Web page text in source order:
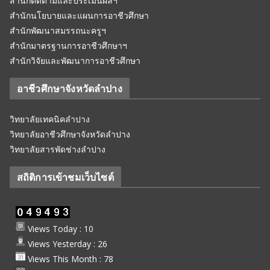
สำนักนโยบายและแผนการอาชีวศึกษา
สำนักพัฒนาสมรรถนะครูฯ
สำนักมาตรฐานการอาชีวศึกษาฯ
สำนักวิจัยและพัฒนาการอาชีวศึกษา
อาชีวศึกษาจังหวัดลำปาง
วิทยาลัยเทคนิคลำปาง
วิทยาลัยอาชีวศึกษาจังหวัดลำปาง
วิทยาลัยสารพัดช่างลำปาง
สถิติการเข้าชมเว็บไซต์
Views Today : 10
Views Yesterday : 26
Views This Month : 78